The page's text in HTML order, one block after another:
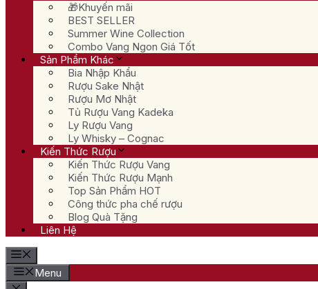
🎁Khuyến mãi
BEST SELLER
Summer Wine Collection
Combo Vang Ngon Giá Tốt
Sản Phẩm Khác
Bia Nhập Khẩu
Rượu Sake Nhật
Rượu Mơ Nhật
Tủ Rượu Vang Kadeka
Ly Rượu Vang
Ly Whisky – Cognac
Kiến Thức Rượu
Kiến Thức Rượu Vang
Kiến Thức Rượu Mạnh
Top Sản Phẩm HOT
Công thức pha chế rượu
Blog Quà Tặng
Liên Hệ
Menu